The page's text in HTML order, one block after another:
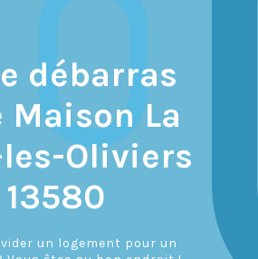
débarras
Maison La
Oliviers
13580
vider un logement pour un